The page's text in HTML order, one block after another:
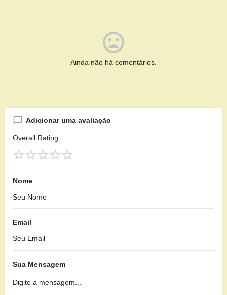
Ainda não há comentários.
Adicionar uma avaliação
Overall Rating
Nome
Email
Sua Mensagem